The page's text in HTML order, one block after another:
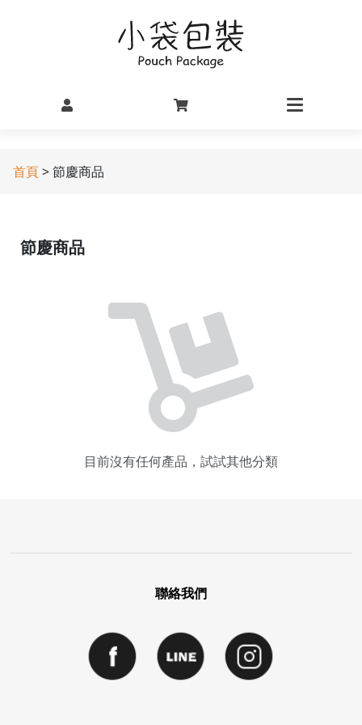
首頁> 節慶商品
目前沒有任何產品，試試其他分類
節慶商品
聯絡我們